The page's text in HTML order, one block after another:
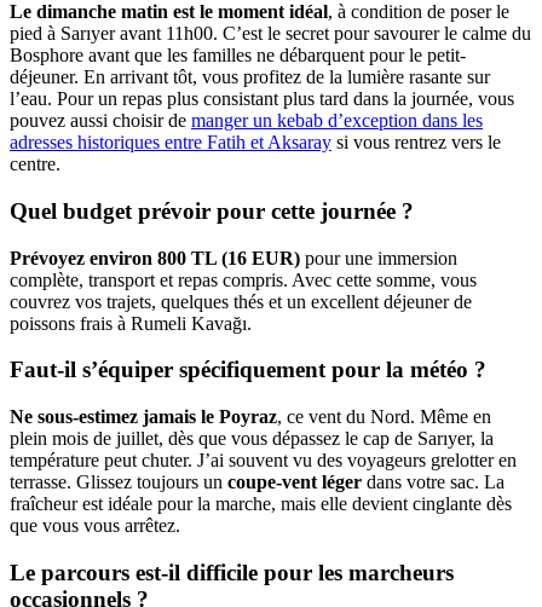
Le dimanche matin est le moment idéal, à condition de poser le
pied à Sarıyer avant 11h00. C’est le secret pour savourer le calme du
Bosphore avant que les familles ne débarquent pour le petit-
déjeuner. En arrivant tôt, vous profitez de la lumière rasante sur
l’eau. Pour un repas plus consistant plus tard dans la journée, vous
pouvez aussi choisir de manger un kebab d’exception dans les
adresses historiques entre Fatih et Aksaray si vous rentrez vers le
centre.
Quel budget prévoir pour cette journée ?
Prévoyez environ 800 TL (16 EUR) pour une immersion
complète, transport et repas compris. Avec cette somme, vous
couvrez vos trajets, quelques thés et un excellent déjeuner de
poissons frais à Rumeli Kavağı.
Faut-il s’équiper spécifiquement pour la météo ?
Ne sous-estimez jamais le Poyraz, ce vent du Nord. Même en
plein mois de juillet, dès que vous dépassez le cap de Sarıyer, la
température peut chuter. J’ai souvent vu des voyageurs grelotter en
terrasse. Glissez toujours un coupe-vent léger dans votre sac. La
fraîcheur est idéale pour la marche, mais elle devient cinglante dès
que vous vous arrêtez.
Le parcours est-il difficile pour les marcheurs
occasionnels ?